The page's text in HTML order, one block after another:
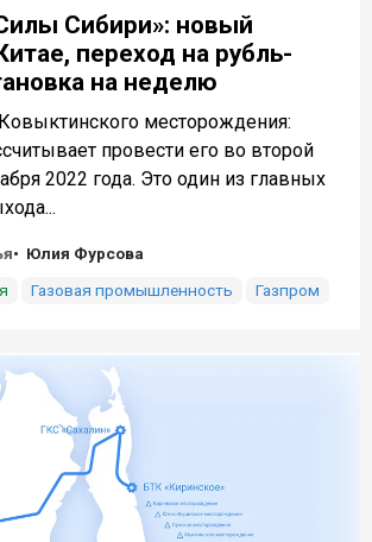
Сибири»: новый
переход на рубль-
на неделю
месторождения:
провести его во второй
2022 года. Это один из главных
Юлия Фурсова
Газовая промышленность Газпром